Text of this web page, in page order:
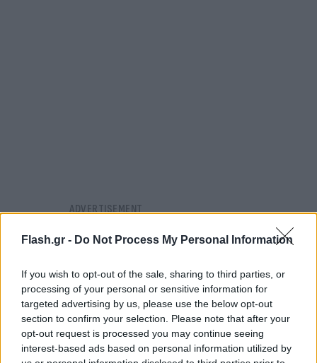
Flash.gr - Do Not Process My Personal Information
If you wish to opt-out of the sale, sharing to third parties, or
processing of your personal or sensitive information for
targeted advertising by us, please use the below opt-out
section to confirm your selection. Please note that after your
opt-out request is processed you may continue seeing
interest-based ads based on personal information utilized by